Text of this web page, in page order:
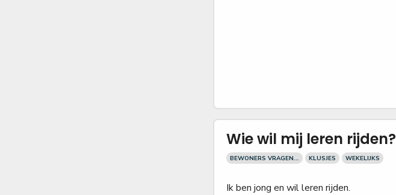
Wie wil mij leren rijden?
BEWONERS VRAGEN... KLUSJES WEKELIJKS
Ik ben jong en wil leren rijden.